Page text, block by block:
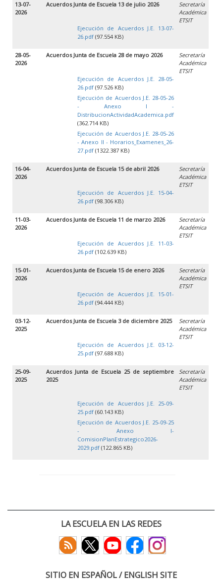
13-07-
2026
Acuerdos Junta de Escuela 13 de julio 2026
Ejecución de Acuerdos J.E. 13-07-
26.pdf (97.554 KB)
Secretaría
Académica
ETSIT
28-05-
2026
Acuerdos Junta de Escuela 28 de mayo 2026
Ejecución de Acuerdos J.E. 28-05-
26.pdf (97.526 KB)
Ejecución de Acuerdos J.E. 28-05-26
- Anexo I -
DistribucionActividadAcademica.pdf
(362.714 KB)
Ejecución de Acuerdos J.E. 28-05-26
- Anexo II - Horarios_Examenes_26-
27.pdf (1322.387 KB)
Secretaría
Académica
ETSIT
16-04-
2026
Acuerdos Junta de Escuela 15 de abril 2026
Ejecución de Acuerdos J.E. 15-04-
26.pdf (98.306 KB)
Secretaría
Académica
ETSIT
11-03-
2026
Acuerdos Junta de Escuela 11 de marzo 2026
Ejecución de Acuerdos J.E. 11-03-
26.pdf (102.639 KB)
Secretaría
Académica
ETSIT
15-01-
2026
Acuerdos Junta de Escuela 15 de enero 2026
Ejecución de Acuerdos J.E. 15-01-
26.pdf (94.444 KB)
Secretaría
Académica
ETSIT
03-12-
2025
Acuerdos Junta de Escuela 3 de diciembre 2025
Ejecución de Acuerdos J.E. 03-12-
25.pdf (97.688 KB)
Secretaría
Académica
ETSIT
25-09-
2025
Acuerdos Junta de Escuela 25 de septiembre
2025
Ejecución de Acuerdos J.E. 25-09-
25.pdf (60.143 KB)
Ejecución de Acuerdos J.E. 25-09-25
- Anexo I-
ComisionPlanEstrategico2026-
2029.pdf (122.865 KB)
Secretaría
Académica
ETSIT
LA ESCUELA EN LAS REDES
SITIO EN ESPAÑOL / ENGLISH SITE